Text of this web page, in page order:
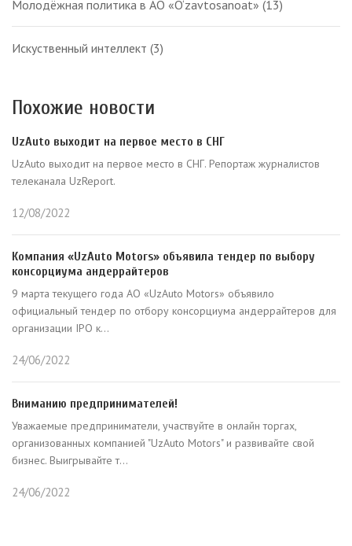
Молодёжная политика в АО «O‘zavtosanoat» (13)
Искуственный интеллект (3)
Похожие новости
UzAuto выходит на первое место в СНГ
UzAuto выходит на первое место в СНГ. Репортаж журналистов
телеканала UzReport.
12/08/2022
Компания «UzAuto Motors» объявила тендер по выбору
консорциума андеррайтеров
9 марта текущего года АО «UzAuto Motors» объявило
официальный тендер по отбору консорциума андеррайтеров для
организации IPO к...
24/06/2022
Вниманию предпринимателей!
Уважаемые предприниматели, участвуйте в онлайн торгах,
организованных компанией "UzAuto Motors" и развивайте свой
бизнес. Выигрывайте т...
24/06/2022